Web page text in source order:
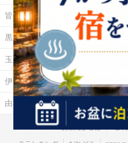
皆生温泉 湯原温泉
黒川温泉 霧島温泉
玉川温泉
伊勢・鳥羽温泉
由布院温泉
お湯たびとは